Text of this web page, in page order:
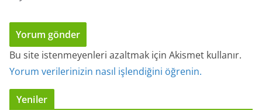
Bu site istenmeyenleri azaltmak için Akismet kullanır.
Yorum verilerinizin nasıl işlendiğini öğrenin.
Yeniler